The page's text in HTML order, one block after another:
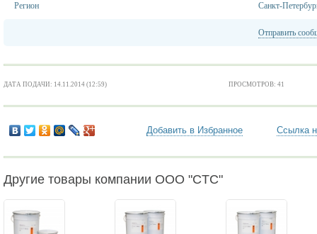
Регион Санкт-
Отправить
ДАТА ПОДАЧИ: 14.11.2014 (12:59) ПРОСМОТРОВ: 41
Добавить в Избранное Ссылка
Другие товары компании ООО "CTC"